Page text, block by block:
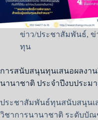
ข่าว/ประชาสัมพันธ์, ข่
ทุน
การสนับสนุนทุนเสนอผลงา
นานาชาติ ประจำปีงบประม
ประชาสัมพันธ์ทุนสนับสนุนเ
วิชาการนานาชาติ ระดับบั